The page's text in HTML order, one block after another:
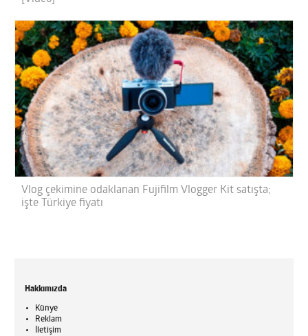
Vlog çekimine odaklanan Fujifilm Vlogger Kit satışta;
işte Türkiye fiyatı
Hakkımızda
Künye
Reklam
İletişim